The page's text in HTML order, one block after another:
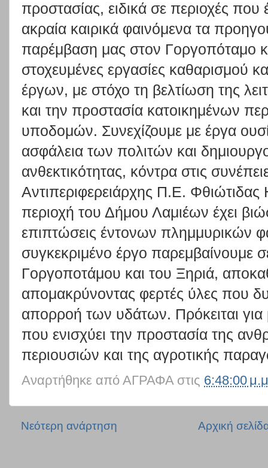
προστασίας, ειδικά σε περιοχές που
ακραία καιρικά φαινόμενα τα
παρέμβαση μας στον Γοργοπόταμο
στοχευμένες εργασίες καθαρισμού
έργων, με στόχο τη βελτίωση της
και την προστασία κατοικημένων
υποδομών. Συνεχίζουμε με έργα
ασφάλεια των πολιτών και
ανθεκτικότητας, κόντρα στις
Αντιπεριφερειάρχης Π.Ε. Φθιώτιδας
περιοχή του Δήμου Λαμιέων έχει
επιπτώσεις έντονων πλημμυρικών
συγκεκριμένο έργο παρεμβαίνουμε
Γοργοποτάμου και του Ξηριά,
απομακρύνοντας φερτές ύλες που
απορροή των υδάτων. Πρόκειται
που ενισχύει την προστασία της
περιουσιών και της αγροτικής
Αναρτήθηκε από ΑΓΡΑΦΑ στις 6:48:00
Νεότερη ανάρτηση Αρχική